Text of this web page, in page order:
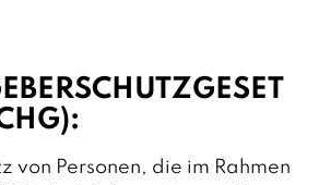
von Personen, die im Rahmen